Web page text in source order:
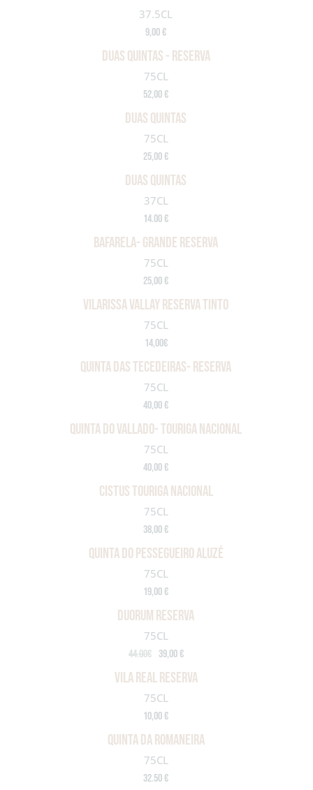
37.5CL
9,00 €
DUAS QUINTAS - RESERVA
75CL
52,00 €
DUAS QUINTAS
75CL
25,00 €
DUAS QUINTAS
37CL
14.00 €
BAFARELA- GRANDE RESERVA
75CL
25,00 €
vilarissa vallay reserva tinto
75CL
14,00€
QUINTA DAS TECEDEIRAS- RESERVA
75CL
40,00 €
QUINTA DO VALLADO- TOURIGA NACIONAL
75CL
40,00 €
CISTUS TOURIGA NACIONAL
75CL
38,00 €
QUINTA DO PESSEGUEIRO ALUZÉ
75CL
19,00 €
DUORUM RESERVA
75CL
44.00€ 39,00 €
VILA REAL RESERVA
75CL
10,00 €
QUINTA DA ROMANEIRA
75CL
32.50 €